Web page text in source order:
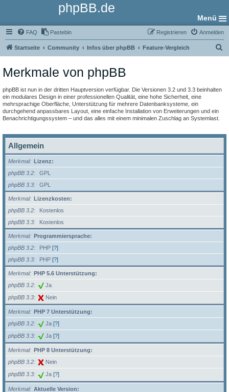
phpBB.de
Menü
FAQ Pastebin Anmelden
Registrieren
Startseite Community Infos über phpBB Feature-Vergleich
Merkmale von phpBB
phpBB ist nun in der dritten Hauptversion verfügbar. Die Versionen 3.2 und 3.3 beinhalten
ein modulares Design in einer professionellen Qualität, eine hohe Sicherheit, eine
mehrsprachige Oberfläche, Unterstützung für mehrere Datenbanksysteme, ein
durchgehend anpassbares Layout, eine einfache Installation von Erweiterungen und ein
Benachrichtigungssystem – und das alles mit einem minimalen Zuschlag an Systemlast.
Allgemein
Merkmal
Lizenz:
phpBB 3.2
GPL
phpBB 3.3
GPL
Merkmal
Lizenzkosten:
phpBB 3.2
Kostenlos
phpBB 3.3
Kostenlos
Merkmal
Programmiersprache:
phpBB 3.2
PHP [?]
phpBB 3.3
PHP [?]
Merkmal
PHP 5.6 Unterstützung:
phpBB 3.2
Ja
phpBB 3.3 Nein
Merkmal
PHP 7 Unterstützung:
phpBB 3.2
Ja [?]
phpBB 3.3 Ja [?]
Merkmal
PHP 8 Unterstützung:
phpBB 3.2
Nein
phpBB 3.3 Ja [?]
Merkmal
Aktuelle Version: